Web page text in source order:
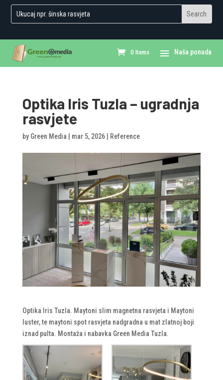
0 Items
Optika Iris Tuzla – ugradnja
rasvjete
by Green Media mar 5, 2026| Reference
Optika Iris Tuzla. Maytoni slim magnetna rasvjeta i Maytoni
luster, te maytoni spot rasvjeta nadgradna u mat zlatnoj boji
iznad pulta. Montaža i nabavka Green Media Tuzla.